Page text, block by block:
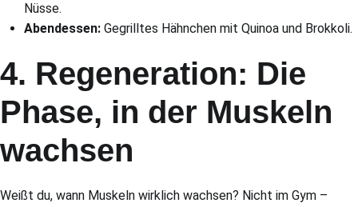
Nüsse.
Abendessen: Gegrilltes Hähnchen mit Quinoa und Brokkoli.
4. Regeneration: Die
Phase, in der Muskeln
wachsen
Weißt du, wann Muskeln wirklich wachsen? Nicht im Gym –